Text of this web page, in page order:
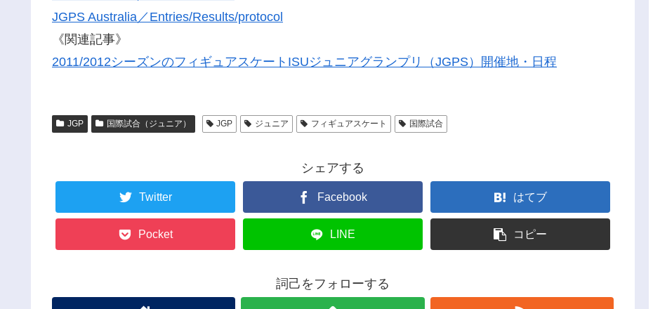
JGPS Australia／Entries/Results/protocol
《関連記事》
2011/2012シーズンのフィギュアスケートISUジュニアグランプリ（JGPS）開催地・日程
JGP 国際試合（ジュニア） JGP ジュニア フィギュアスケート 国際試合
シェアする
Twitter Facebook はてブ
Pocket LINE コピー
詞己をフォローする